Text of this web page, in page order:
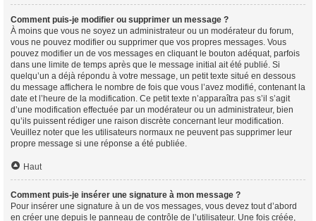
Comment puis-je modifier ou supprimer un message ?
À moins que vous ne soyez un administrateur ou un modérateur du forum,
vous ne pouvez modifier ou supprimer que vos propres messages. Vous
pouvez modifier un de vos messages en cliquant le bouton adéquat, parfois
dans une limite de temps après que le message initial ait été publié. Si
quelqu’un a déjà répondu à votre message, un petit texte situé en dessous
du message affichera le nombre de fois que vous l’avez modifié, contenant la
date et l’heure de la modification. Ce petit texte n’apparaîtra pas s’il s’agit
d’une modification effectuée par un modérateur ou un administrateur, bien
qu’ils puissent rédiger une raison discrète concernant leur modification.
Veuillez noter que les utilisateurs normaux ne peuvent pas supprimer leur
propre message si une réponse a été publiée.
Haut
Comment puis-je insérer une signature à mon message ?
Pour insérer une signature à un de vos messages, vous devez tout d’abord
en créer une depuis le panneau de contrôle de l’utilisateur. Une fois créée,